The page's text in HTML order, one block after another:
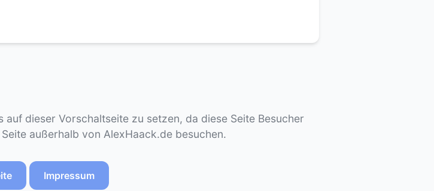
dieser Vorschaltseite zu setzen, da diese Seite Besucher
außerhalb von AlexHaack.de besuchen.
Impressum